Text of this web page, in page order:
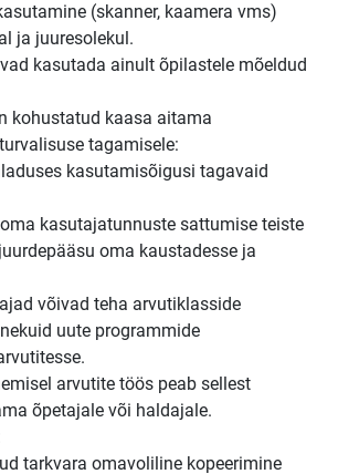
(skanner, kaamera vms)
ja juuresolekul.
kasutada ainult õpilastele mõeldud
kohustatud kaasa aitama
tagamisele:
kasutamisõigusi tagavaid
kasutajatunnuste sattumise teiste
oma kaustadesse ja
võivad teha arvutiklasside
uute programmide
arvutite töös peab sellest
õpetajale või haldajale.
tarkvara omavoliline kopeerimine